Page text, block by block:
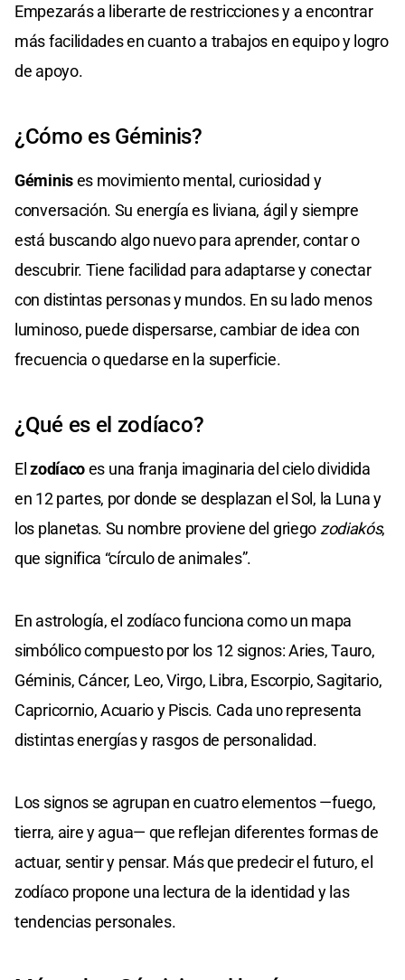
Empezarás a liberarte de restricciones y a encontrar
más facilidades en cuanto a trabajos en equipo y logro
de apoyo.
¿Cómo es Géminis?
Géminises movimiento mental, curiosidad y
conversación. Su energía es liviana, ágil y siempre
está buscando algo nuevo para aprender, contar o
descubrir. Tiene facilidad para adaptarse y conectar
con distintas personas y mundos. En su lado menos
luminoso, puede dispersarse, cambiar de idea con
frecuencia o quedarse en la superficie.
¿Qué es el zodíaco?
Elzodíacoes una franja imaginaria del cielo dividida
en 12 partes, por donde se desplazan el Sol, la Luna y
los planetas. Su nombre proviene del griego zodiakós,
que significa “círculo de animales”.
En astrología, el zodíaco funciona como un mapa
simbólico compuesto por los 12 signos: Aries, Tauro,
Géminis, Cáncer, Leo, Virgo, Libra, Escorpio, Sagitario,
Capricornio, Acuario y Piscis. Cada uno representa
distintas energías y rasgos de personalidad.
Los signos se agrupan en cuatro elementos —fuego,
tierra, aire y agua— que reflejan diferentes formas de
actuar, sentir y pensar. Más que predecir el futuro, el
zodíaco propone una lectura de la identidad y las
tendencias personales.